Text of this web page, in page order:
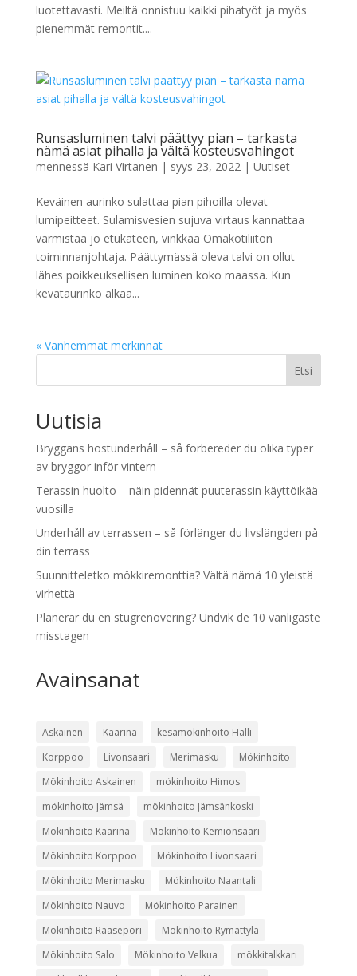
luotettavasti. Meiltä onnistuu kaikki pihatyöt ja myös
pienemmät remontit....
Runsasluminen talvi päättyy pian – tarkasta
nämä asiat pihalla ja vältä kosteusvahingot
mennessä Kari Virtanen | syys 23, 2022| Uutiset
Keväinen aurinko sulattaa pian pihoilla olevat
lumipeitteet. Sulamisvesien sujuva virtaus kannattaa
varmistaa jo etukäteen, vinkkaa Omakotiliiton
toiminnanjohtaja. Päättymässä oleva talvi on ollut
lähes poikkeuksellisen luminen koko maassa. Kun
kevätaurinko alkaa...
« Vanhemmat merkinnät
Etsi
Uutisia
Bryggans höstunderhåll – så förbereder du olika typer
av bryggor inför vintern
Terassin huolto – näin pidennät puuterassin käyttöikää
vuosilla
Underhåll av terrassen – så förlänger du livslängden på
din terrass
Suunnitteletko mökkiremonttia? Vältä nämä 10 yleistä
virhettä
Planerar du en stugrenovering? Undvik de 10 vanligaste
misstagen
Avainsanat
Askainen Kaarina
kesämökinhoito Halli
Korppoo
Livonsaari Merimasku
Mökinhoito
Mökinhoito Askainen
mökinhoito Himos
mökinhoito Jämsä
mökinhoito Jämsänkoski
Mökinhoito Kaarina
Mökinhoito Kemiönsaari
Mökinhoito Korppoo
Mökinhoito Livonsaari
Mökinhoito Merimasku
Mökinhoito Naantali
Mökinhoito Nauvo
Mökinhoito Parainen
Mökinhoito Raasepori
Mökinhoito Rymättylä
Mökinhoito Salo
Mökinhoito Velkua
mökkitalkkari